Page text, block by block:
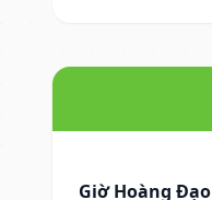
Giờ Hoàng Đạo